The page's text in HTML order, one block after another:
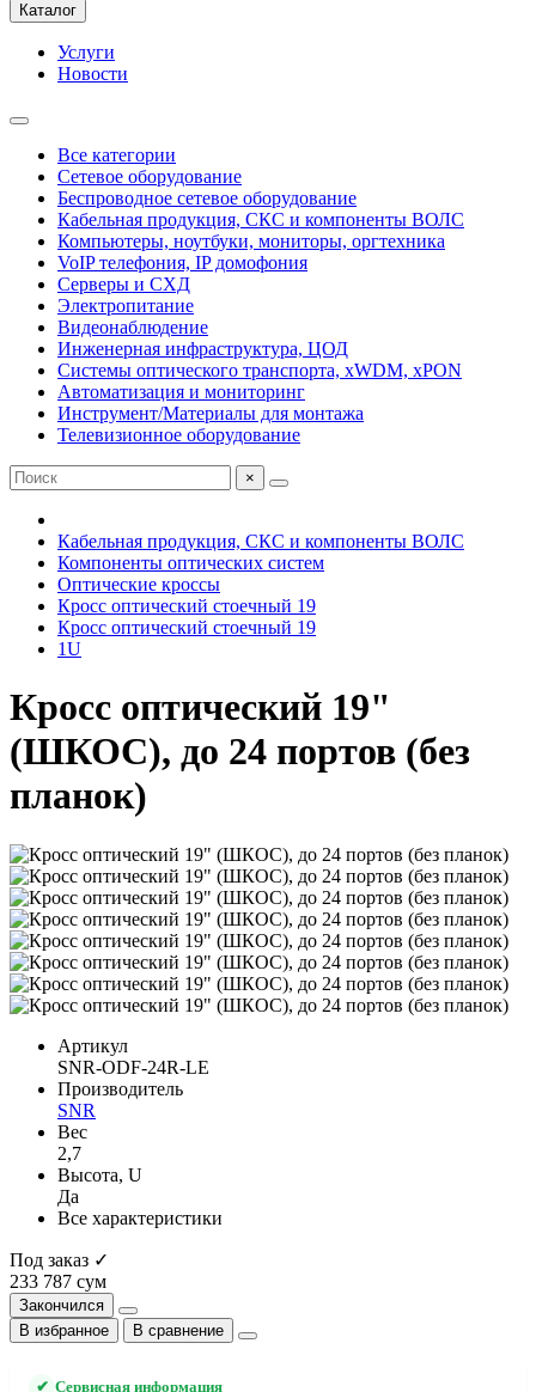
Каталог
Услуги
Новости
Все категории
Сетевое оборудование
Беспроводное сетевое оборудование
Кабельная продукция, СКС и компоненты ВОЛС
Компьютеры, ноутбуки, мониторы, оргтехника
VoIP телефония, IP домофония
Серверы и СХД
Электропитание
Видеонаблюдение
Инженерная инфраструктура, ЦОД
Системы оптического транспорта, xWDM, xPON
Автоматизация и мониторинг
Инструмент/Материалы для монтажа
Телевизионное оборудование
×
Кабельная продукция, СКС и компоненты ВОЛС
Компоненты оптических систем
Оптические кроссы
Кросс оптический стоечный 19
Кросс оптический стоечный 19
1U
Кросс оптический 19"
(ШКОС), до 24 портов (без
планок)
Артикул
SNR-ODF-24R-LE
Производитель
SNR
Вес
2,7
Высота, U
Да
Все характеристики
Под заказ ✓
233 787 сум
Закончился
В избранное
В сравнение
✔ Сервисная информация